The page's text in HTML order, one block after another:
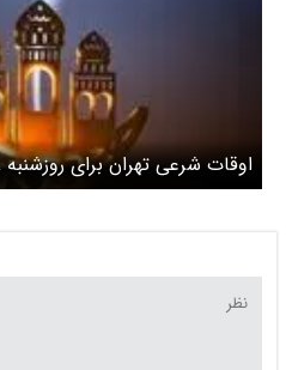
اوقات شرعی تهران برای روزشنبه ۱۸ اسفند ۱۴۰۳